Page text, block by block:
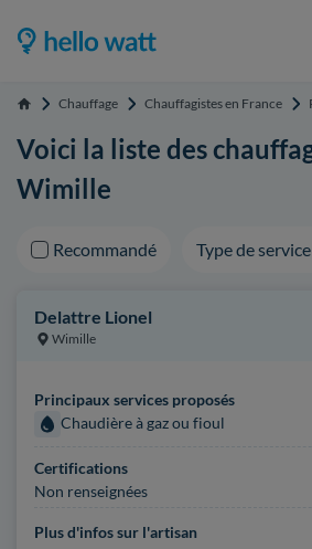
Accueil Chauffage Chauffagistes en France
Voici la liste des
Wimille
Recommandé Type de service
Delattre Lionel
Wimille
Principaux services proposés
Chaudière à gaz ou fioul
Certifications
Non renseignées
Plus d'infos sur l'artisan